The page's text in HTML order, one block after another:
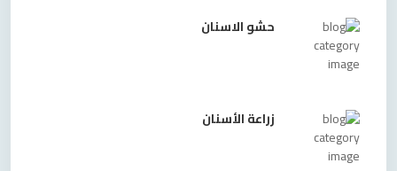
حشو الاسنان
زراعة الأسنان